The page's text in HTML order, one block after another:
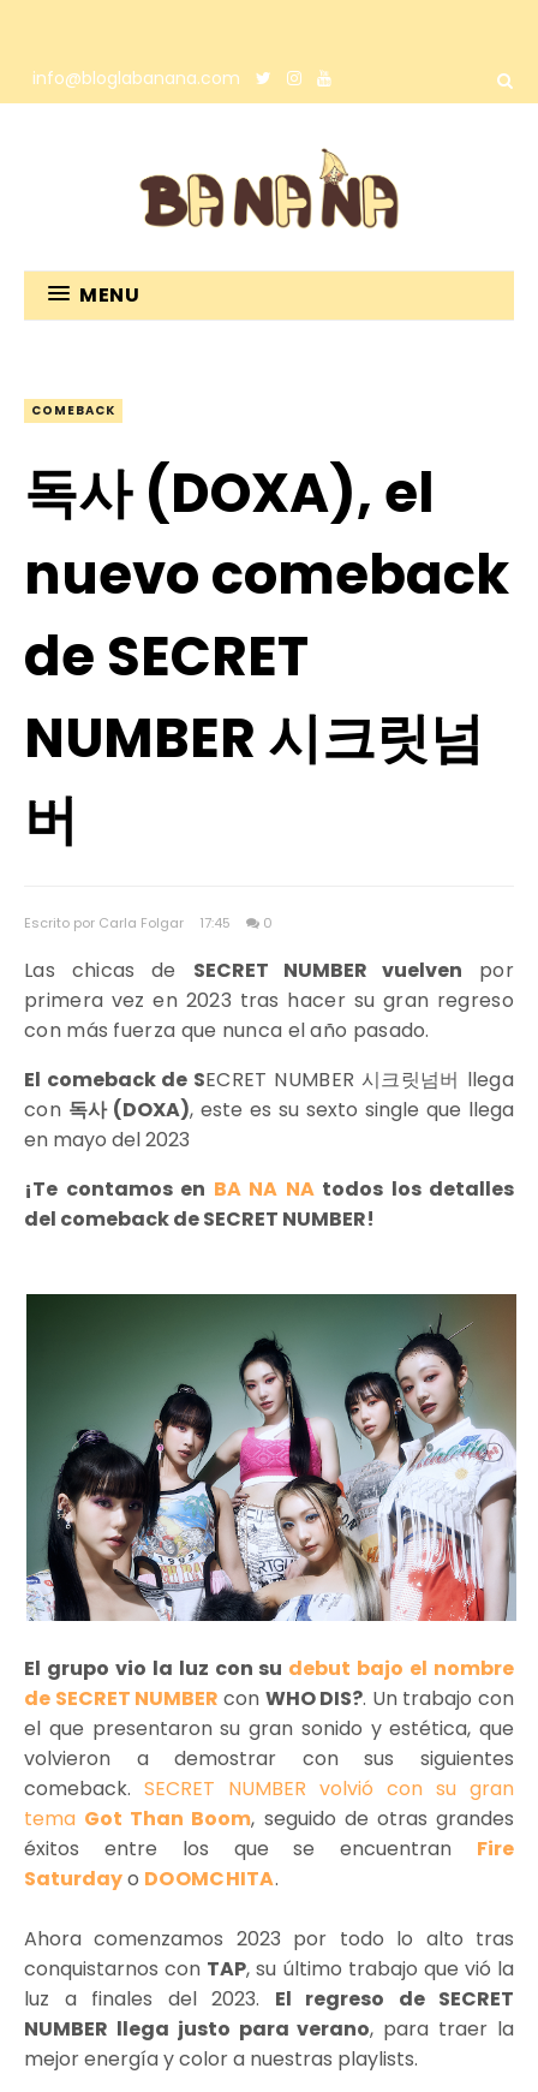
info@bloglabanana.com
MENU
COMEBACK
독사 (DOXA), el
nuevo comeback
de SECRET
NUMBER 시크릿넘
버
Escrito por Carla Folgar 17:45 0
Las chicas de SECRET NUMBER vuelven por
primera vez en 2023 tras hacer su gran regreso
con más fuerza que nunca el año pasado.
El comeback de SECRET NUMBER 시크릿넘버 llega
con 독사 (DOXA), este es su sexto single que llega
en mayo del 2023
¡Te contamos en BA NA NAtodos los detalles
del comeback de SECRET NUMBER!
El grupo vio la luz con su debut bajo el nombre
de SECRET NUMBER con WHO DIS?. Un trabajo con
el que presentaron su gran sonido y estética, que
volvieron a demostrar con sus siguientes
comeback. SECRET NUMBER volvió con su gran
tema Got Than Boom, seguido de otras grandes
éxitos entre los que se encuentran Fire
Saturdayo DOOMCHITA.
Ahora comenzamos 2023 por todo lo alto tras
conquistarnos con TAP, su último trabajo que vió la
luz a finales del 2023. El regreso de SECRET
NUMBER llega justo para verano, para traer la
mejor energía y color a nuestras playlists.